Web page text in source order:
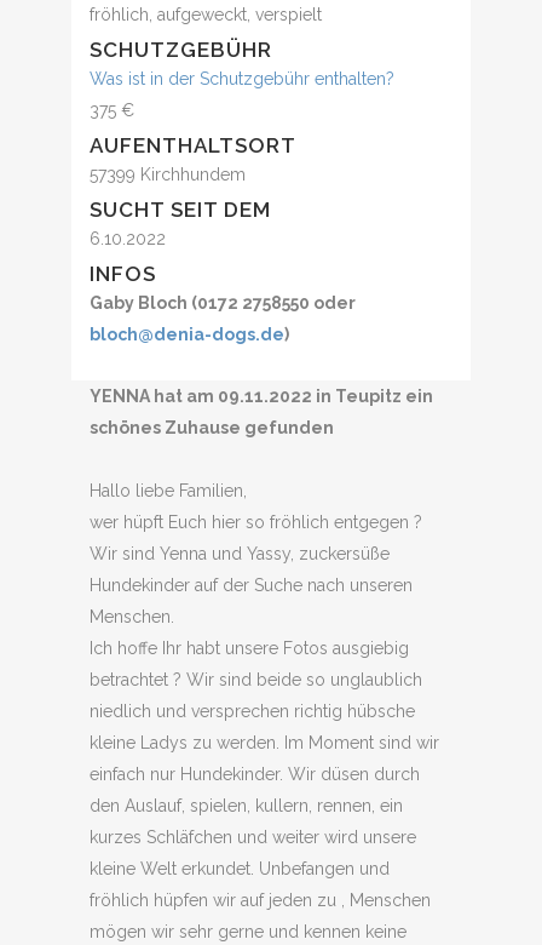
fröhlich, aufgeweckt, verspielt
SCHUTZGEBÜHR
Was ist in der Schutzgebühr enthalten?
375 €
AUFENTHALTSORT
57399 Kirchhundem
SUCHT SEIT DEM
6.10.2022
INFOS
Gaby Bloch (0172 2758550 oder
bloch@denia-dogs.de)
YENNA hat am 09.11.2022 in Teupitz ein
schönes Zuhause gefunden
Hallo liebe Familien,
wer hüpft Euch hier so fröhlich entgegen ?
Wir sind Yenna und Yassy, zuckersüße
Hundekinder auf der Suche nach unseren
Menschen.
Ich hoffe Ihr habt unsere Fotos ausgiebig
betrachtet ? Wir sind beide so unglaublich
niedlich und versprechen richtig hübsche
kleine Ladys zu werden. Im Moment sind wir
einfach nur Hundekinder. Wir düsen durch
den Auslauf, spielen, kullern, rennen, ein
kurzes Schläfchen und weiter wird unsere
kleine Welt erkundet. Unbefangen und
fröhlich hüpfen wir auf jeden zu , Menschen
mögen wir sehr gerne und kennen keine